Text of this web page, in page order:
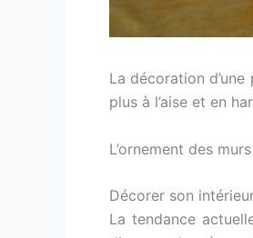
La décoration
plus à l’aise et en
L’ornement des
Décorer son
La tendance